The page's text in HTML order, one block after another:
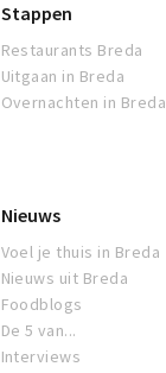
Stappen
Restaurants Breda
Uitgaan in Breda
Overnachten in Breda
Nieuws
Voel je thuis in Breda
Nieuws uit Breda
Foodblogs
De 5 van...
Interviews